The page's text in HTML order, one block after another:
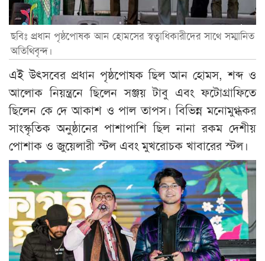
ছবিঃ প্রধান পৃষ্ঠপোষক আন হোমসের স্বত্বাধিকারীদের সাথে সম্মানিত
অতিথিবৃন্দ।
এই উৎসবের প্রধান পৃষ্ঠপোষক ছিল আন হোমস, শব্দ ও
আলোক নিয়ন্ত্রনে ছিলেন সঞ্জয় টাবু এবং ফটোগ্রাফিতে
ছিলেন কে দে আকাশ ও পাল তাপস। বিভিন্ন মনোমুগ্ধকর
সাংস্কৃতিক অনুষ্ঠানের পাশাপাশি ছিল নানা রকম দেশীয়
পোশাক ও জুয়েলারী স্টল এবং মুখরোচক খাবারের স্টল।